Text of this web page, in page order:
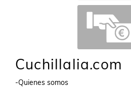
Cuchillalia.com
-Quienes somos